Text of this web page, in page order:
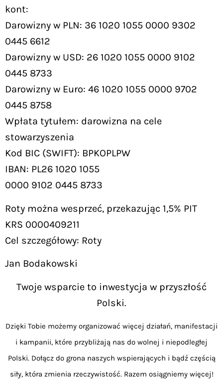
kont:
Darowizny w PLN: 36 1020 1055 0000 9302
0445 6612
Darowizny w USD: 26 1020 1055 0000 9102
0445 8733
Darowizny w Euro: 46 1020 1055 0000 9702
0445 8758
Wpłata tytułem: darowizna na cele
stowarzyszenia
Kod BIC (SWIFT): BPKOPLPW
IBAN: PL26 1020 1055
0000 9102 0445 8733
Roty można wesprzeć, przekazując 1,5% PIT
KRS 0000409211
Cel szczegółowy: Roty
Jan Bodakowski
Twoje wsparcie to inwestycja w przyszłość
Polski.
Dzięki Tobie możemy organizować więcej działań, manifestacji
i kampanii, które przybliżają nas do wolnej i niepodległej
Polski. Dołącz do grona naszych wspierających i bądź częścią
siły, która zmienia rzeczywistość. Razem osiągniemy więcej!